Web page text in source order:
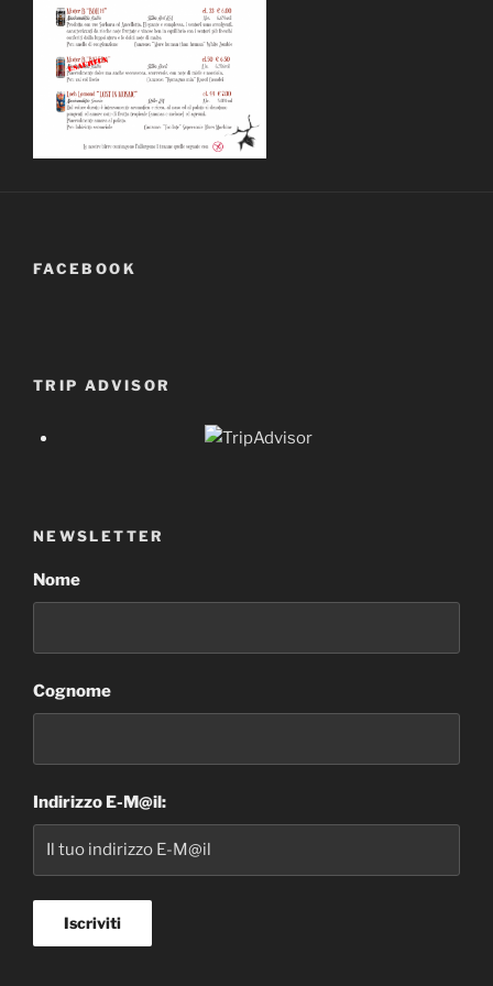
FACEBOOK
TRIP ADVISOR
NEWSLETTER
Nome
Cognome
Indirizzo E-M@il: